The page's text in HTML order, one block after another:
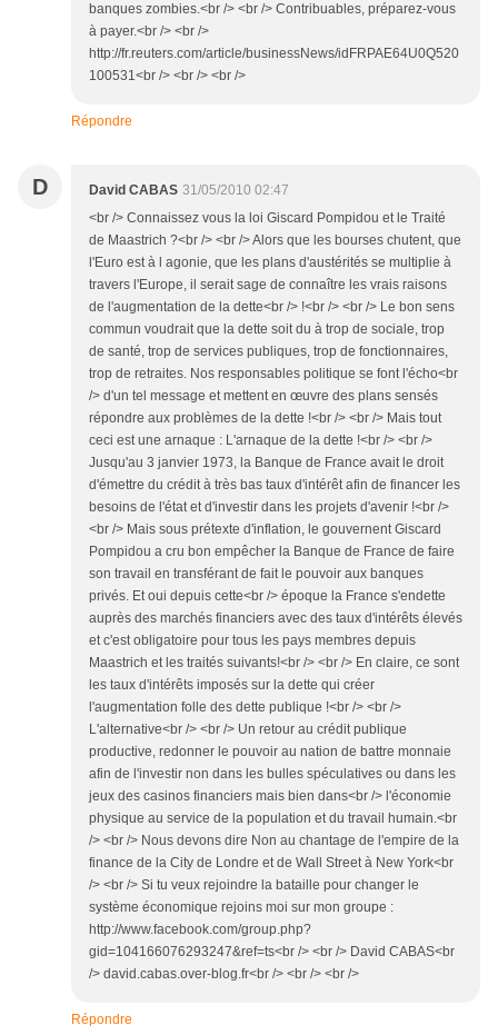
banques zombies.<br /> <br /> Contribuables, préparez-vous
à payer.<br /> <br />
http://fr.reuters.com/article/businessNews/idFRPAE64U0Q520
100531<br /> <br /> <br />
Répondre
D David CABAS 31/05/2010 02:47
<br /> Connaissez vous la loi Giscard Pompidou et le Traité
de Maastrich ?<br /> <br /> Alors que les bourses chutent, que
l'Euro est à l agonie, que les plans d'austérités se multiplie à
travers l'Europe, il serait sage de connaître les vrais raisons
de l'augmentation de la dette<br /> !<br /> <br /> Le bon sens
commun voudrait que la dette soit du à trop de sociale, trop
de santé, trop de services publiques, trop de fonctionnaires,
trop de retraites. Nos responsables politique se font l'écho<br
/> d'un tel message et mettent en œuvre des plans sensés
répondre aux problèmes de la dette !<br /> <br /> Mais tout
ceci est une arnaque : L'arnaque de la dette !<br /> <br />
Jusqu'au 3 janvier 1973, la Banque de France avait le droit
d'émettre du crédit à très bas taux d'intérêt afin de financer les
besoins de l'état et d'investir dans les projets d'avenir !<br />
<br /> Mais sous prétexte d'inflation, le gouvernent Giscard
Pompidou a cru bon empêcher la Banque de France de faire
son travail en transférant de fait le pouvoir aux banques
privés. Et oui depuis cette<br /> époque la France s'endette
auprès des marchés financiers avec des taux d'intérêts élevés
et c'est obligatoire pour tous les pays membres depuis
Maastrich et les traités suivants!<br /> <br /> En claire, ce sont
les taux d'intérêts imposés sur la dette qui créer
l'augmentation folle des dette publique !<br /> <br />
L'alternative<br /> <br /> Un retour au crédit publique
productive, redonner le pouvoir au nation de battre monnaie
afin de l'investir non dans les bulles spéculatives ou dans les
jeux des casinos financiers mais bien dans<br /> l'économie
physique au service de la population et du travail humain.<br
/> <br /> Nous devons dire Non au chantage de l'empire de la
finance de la City de Londre et de Wall Street à New York<br
/> <br /> Si tu veux rejoindre la bataille pour changer le
système économique rejoins moi sur mon groupe :
http://www.facebook.com/group.php?
gid=104166076293247&ref=ts<br /> <br /> David CABAS<br
/> david.cabas.over-blog.fr<br /> <br /> <br />
Répondre